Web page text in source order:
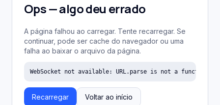
Ops — algo deu errado
A página falhou ao carregar. Tente recarregar. Se
continuar, pode ser cache do navegador ou uma
falha ao baixar o arquivo da página.
WebSocket not available: URL.parse is not a function
Recarregar Voltar ao início